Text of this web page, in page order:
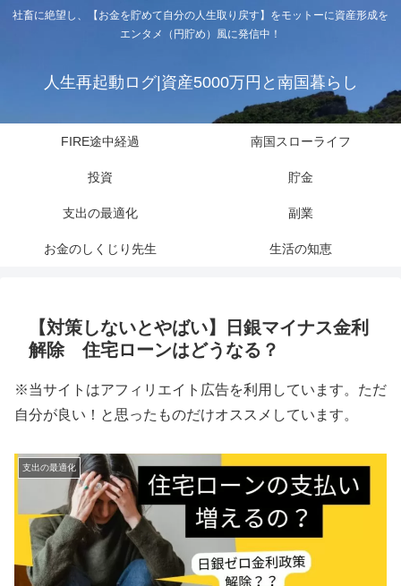
社畜に絶望し、【お金を貯めて自分の人生取り戻す】をモットーに資産形成を
エンタメ（円貯め）風に発信中！
人生再起動ログ|資産5000万円と南国暮らし
FIRE途中経過 南国スローライフ
投資 貯金
支出の最適化 副業
お金のしくじり先生 生活の知恵
【対策しないとやばい】日銀マイナス金利
解除 住宅ローンはどうなる？
※当サイトはアフィリエイト広告を利用しています。ただ
自分が良い！と思ったものだけオススメしています。
支出の最適化